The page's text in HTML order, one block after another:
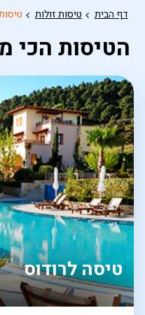
הכפתור
דף הבית טיסות זולות
הטיסות הכי
טיסה לרודוס